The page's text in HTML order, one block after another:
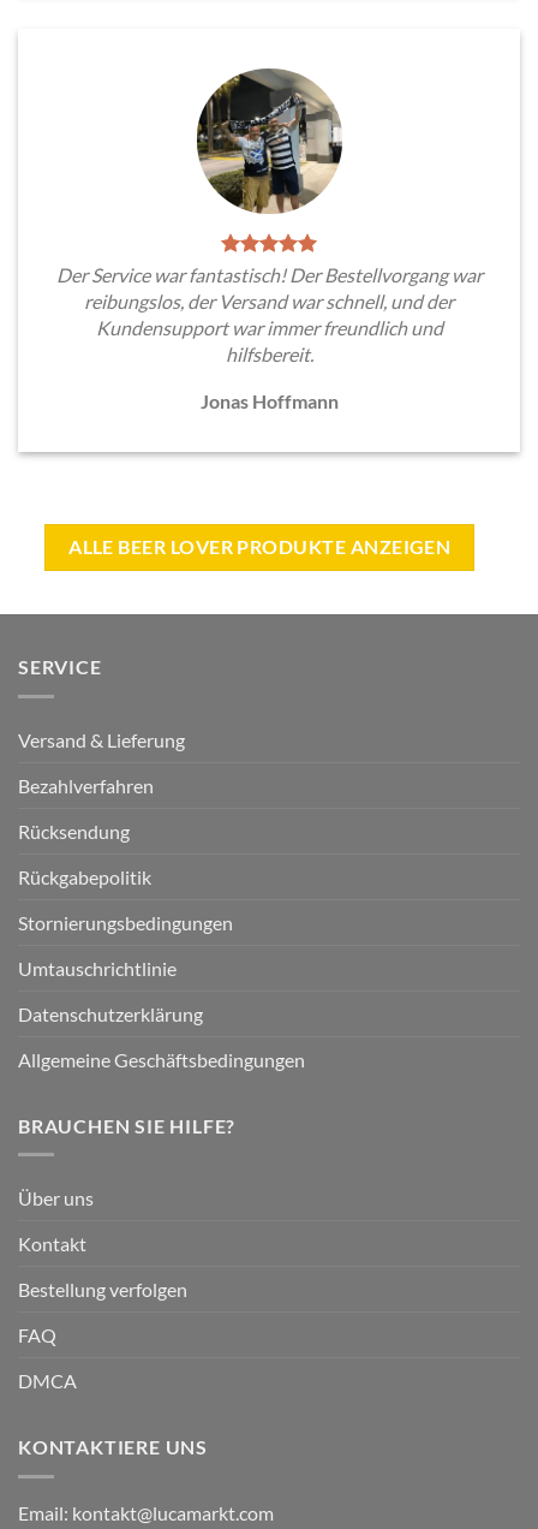
Der Service war fantastisch! Der Bestellvorgang war
reibungslos, der Versand war schnell, und der
Kundensupport war immer freundlich und
hilfsbereit.
Jonas Hoffmann
ALLE BEER LOVER PRODUKTE ANZEIGEN
SERVICE
Versand & Lieferung
Bezahlverfahren
Rücksendung
Rückgabepolitik
Stornierungsbedingungen
Umtauschrichtlinie
Datenschutzerklärung
Allgemeine Geschäftsbedingungen
BRAUCHEN SIE HILFE?
Über uns
Kontakt
Bestellung verfolgen
FAQ
DMCA
KONTAKTIERE UNS
Email: kontakt@lucamarkt.com